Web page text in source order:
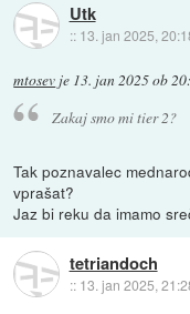
Utk
:: 13. jan 2025,
mtosev je 13. jan 2025 ob
Zakaj smo mi tier 2?
Tak poznavalec
vprašat?
Jaz bi reku da imamo
tetriandoch
:: 13. jan 2025,